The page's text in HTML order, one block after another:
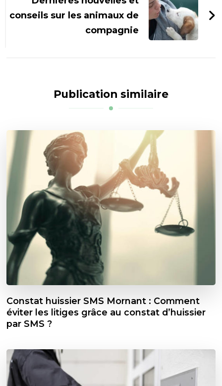
conseils sur les animaux de
compagnie
Publication similaire
Constat huissier SMS Mornant : Comment
éviter les litiges grâce au constat d’huissier
par SMS ?